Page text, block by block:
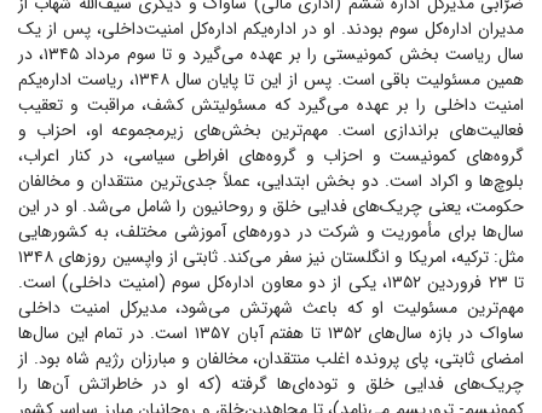
مدیران اداره‌کل سوم بودند. او در اداره‌یکم اداره‌کل امنیت‌داخلی، پس از یک
سال ریاست بخش کمونیستی را بر عهده می‌گیرد و تا سوم مرداد ۱۳۴۵، در
همین مسئولیت باقی است. پس از این تا پایان سال ۱۳۴۸، ریاست اداره‌یکم
امنیت داخلی را بر عهده می‌گیرد که مسئولیتش کشف، مراقبت و تعقیب
فعالیت‌های براندازی است. مهم‌ترین بخش‌های زیرمجموعه او، احزاب و
گروه‌های کمونیست و احزاب و گروه‌های افراطی سیاسی، در کنار اعراب،
بلوچ‌ها و اکراد است. دو بخش ابتدایی، عملاً جدی‌ترین منتقدان و مخالفان
حکومت، یعنی چریک‌های فدایی خلق و روحانیون را شامل می‌شد. او در این
سال‌ها برای مأموریت و شرکت در دوره‌های آموزشی مختلف، به کشور‌هایی
مثل: ترکیه، امریکا و انگلستان نیز سفر می‌کند. ثابتی از واپسین روز‌های ۱۳۴۸
تا ۲۳ فروردین ۱۳۵۲، یکی از دو معاون اداره‌کل سوم (امنیت داخلی) است.
مهم‌ترین مسئولیت او که باعث شهرتش می‌شود، مدیرکل امنیت داخلی
ساواک در بازه سال‌های ۱۳۵۲ تا هفتم آبان ۱۳۵۷ است. در تمام این سال‌ها
امضای ثابتی، پای پرونده اغلب منتقدان، مخالفان و مبارزان رژیم شاه بود. از
چریک‌های فدایی خلق و توده‌ای‌ها گرفته (که او در خاطراتش آن‌ها را